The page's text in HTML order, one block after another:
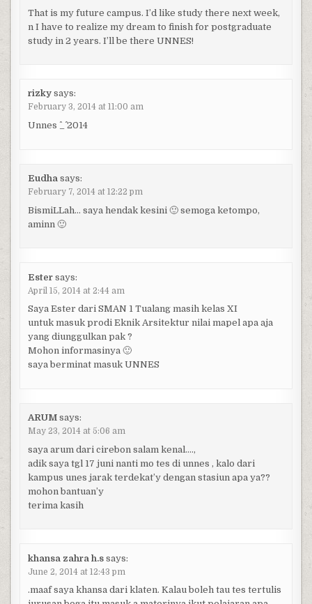
That is my future campus. I’d like study there next week,
n I have to realize my dream to finish for postgraduate
study in 2 years. I’ll be there UNNES!
rizky says:
February 3, 2014 at 11:00 am
Unnes ^_^ 2014
Eudha says:
February 7, 2014 at 12:22 pm
BismiLLah… saya hendak kesini 🙂 semoga ketompo,
aminn 🙂
Ester says:
April 15, 2014 at 2:44 am
Saya Ester dari SMAN 1 Tualang masih kelas XI
untuk masuk prodi Eknik Arsitektur nilai mapel apa aja
yang diunggulkan pak ?
Mohon informasinya 🙂
saya berminat masuk UNNES
ARUM says:
May 23, 2014 at 5:06 am
saya arum dari cirebon salam kenal….,
adik saya tgl 17 juni nanti mo tes di unnes , kalo dari
kampus unes jarak terdekat’y dengan stasiun apa ya??
mohon bantuan’y
terima kasih
khansa zahra h.s says:
June 2, 2014 at 12:43 pm
.maaf saya khansa dari klaten. Kalau boleh tau tes tertulis